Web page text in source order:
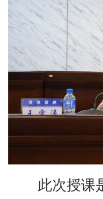
此次授课